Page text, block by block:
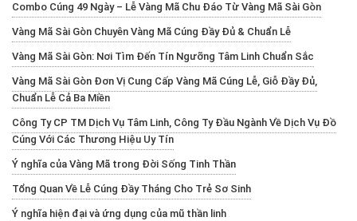
Combo Cúng 49 Ngày – Lễ Vàng Mã Chu Đáo Từ Vàng Mã Sài Gòn
Vàng Mã Sài Gòn Chuyên Vàng Mã Cúng Đầy Đủ & Chuẩn Lễ
Vàng Mã Sài Gòn: Nơi Tìm Đến Tín Ngưỡng Tâm Linh Chuẩn Sắc
Vàng Mã Sài Gòn Đơn Vị Cung Cấp Vàng Mã Cúng Lễ, Giỗ Đầy Đủ,
Chuẩn Lễ Cả Ba Miền
Công Ty CP TM Dịch Vụ Tâm Linh, Công Ty Đầu Ngành Về Dịch Vụ Đồ
Cúng Với Các Thương Hiệu Uy Tín
Ý nghĩa của Vàng Mã trong Đời Sống Tinh Thần
Tổng Quan Về Lễ Cúng Đầy Tháng Cho Trẻ Sơ Sinh
Ý nghĩa hiện đại và ứng dụng của mũ thần linh